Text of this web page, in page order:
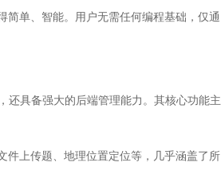
简单、智能。用户无需任何编程基础，仅通
还具备强大的后端管理能力。其核心功能主
件上传题、地理位置定位等，几乎涵盖了所